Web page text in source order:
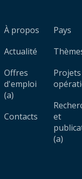
À propos
Actualité
Offres
d'emploi
(a)
Contacts
Pays
et
(a)